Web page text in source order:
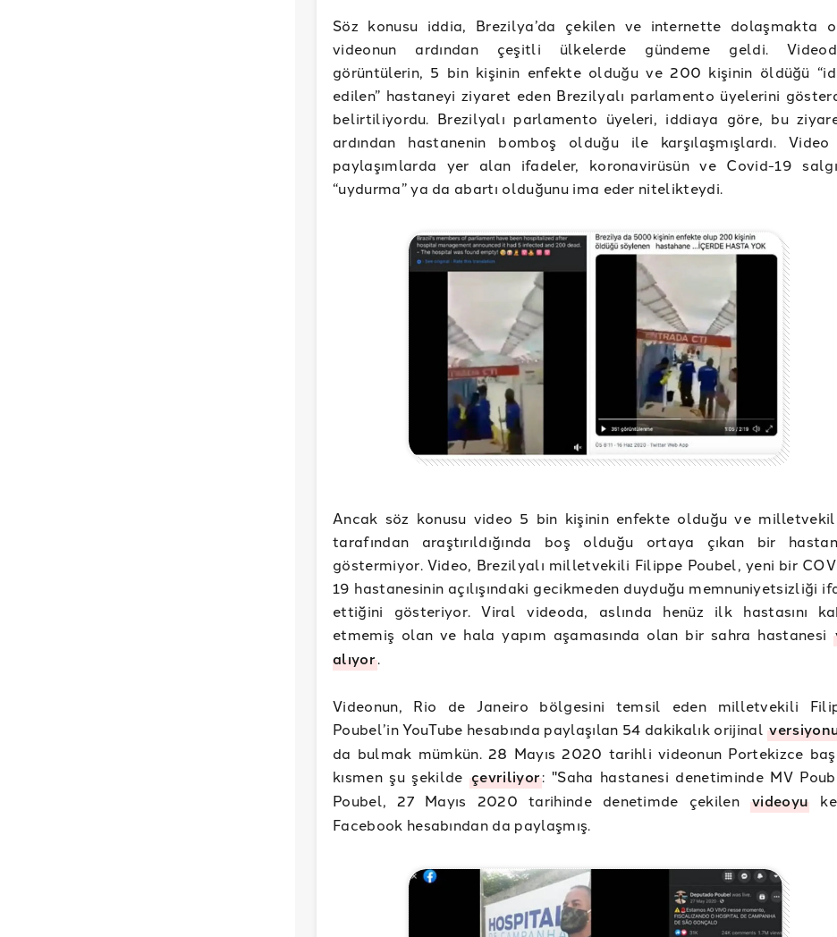
Söz konusu iddia, Brezilya’da çekilen ve internette dolaşmakta
videonun ardından çeşitli ülkelerde gündeme geldi.
görüntülerin, 5 bin kişinin enfekte olduğu ve 200 kişinin öldüğü
edilen” hastaneyi ziyaret eden Brezilyalı parlamento üyelerini
belirtiliyordu. Brezilyalı parlamento üyeleri, iddiaya göre, bu
ardından hastanenin bomboş olduğu ile karşılaşmışlardı.
paylaşımlarda yer alan ifadeler, koronavirüsün ve Covid-19
“uydurma” ya da abartı olduğunu ima eder nitelikteydi.
Ancak söz konusu video 5 bin kişinin enfekte olduğu ve
tarafından araştırıldığında boş olduğu ortaya çıkan bir
göstermiyor. Video, Brezilyalı milletvekili Filippe Poubel, yeni bir
19 hastanesinin açılışındaki gecikmeden duyduğu memnuniyetsizliği
ettiğini gösteriyor. Viral videoda, aslında henüz ilk hastasını
etmemiş olan ve hala yapım aşamasında olan bir sahra hastanesi
alıyor.
Videonun, Rio de Janeiro bölgesini temsil eden milletvekili
Poubel’in YouTube hesabında paylaşılan 54 dakikalık orijinal
da bulmak mümkün. 28 Mayıs 2020 tarihli videonun Portekizce
kısmen şu şekildeçevriliyor: "Saha hastanesi denetiminde MV
Poubel, 27 Mayıs 2020 tarihinde denetimde çekilenvideoyu
Facebook hesabından da paylaşmış.